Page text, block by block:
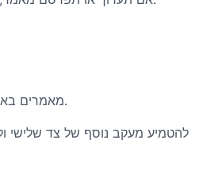
מאמרים באתר זה עשויים לכלול תוכן משולב (למשל, סרטונים, תמונות, מאמרים ועוד). תוכן משולב מאתרים אחרים מתנהג באותה דרך בדיוק כאילו המבקר ביקר באתר אחר.